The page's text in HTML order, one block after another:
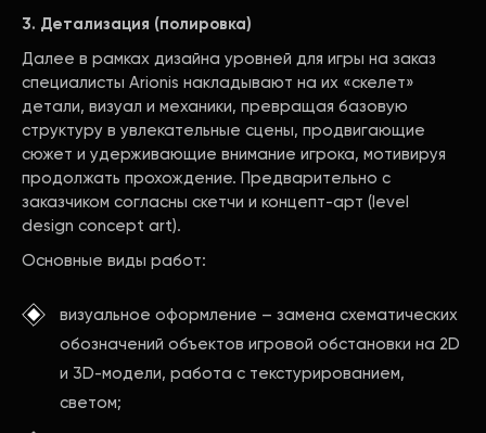
3. Детализация (полировка)
Далее в рамках дизайна уровней для игры на заказ
специалисты Arionis накладывают на их «скелет»
детали, визуал и механики, превращая базовую
структуру в увлекательные сцены, продвигающие
сюжет и удерживающие внимание игрока, мотивируя
продолжать прохождение. Предварительно с
заказчиком согласны скетчи и концепт-арт (level
design concept art).
Основные виды работ:
визуальное оформление – замена схематических
обозначений объектов игровой обстановки на 2D
и 3D-модели, работа с текстурированием,
светом;